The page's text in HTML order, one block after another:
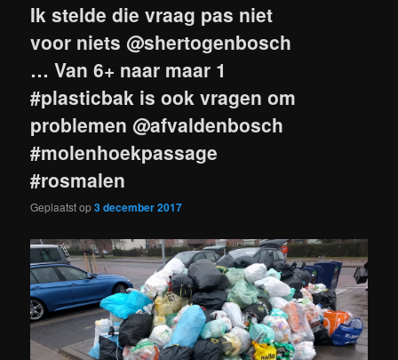
Ik stelde die vraag pas niet
voor niets @shertogenbosch
… Van 6+ naar maar 1
#plasticbak is ook vragen om
problemen @afvaldenbosch
#molenhoekpassage
#rosmalen
Geplaatst op3 december 2017